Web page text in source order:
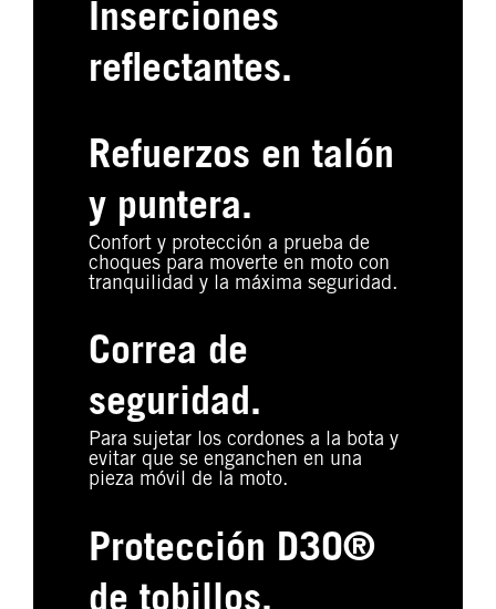
Inserciones
reflectantes.
Refuerzos en talón
y puntera.
Confort y protección a prueba de
choques para moverte en moto con
tranquilidad y la máxima seguridad.
Correa de
seguridad.
Para sujetar los cordones a la bota y
evitar que se enganchen en una
pieza móvil de la moto.
Protección D3O®